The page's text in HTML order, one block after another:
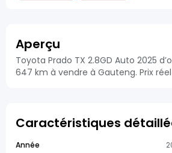
Aperçu
Toyota Prado TX 2.8GD Auto 2025
647 km à vendre à Gauteng. Prix réel
Caractéristiques
Année